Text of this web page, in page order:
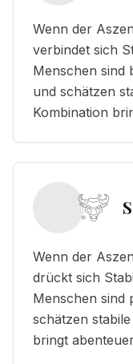
Wenn der
verbindet sich
Menschen sind
und schätzen
Kombination
Wenn der
drückt sich
Menschen sind
schätzen
bringt